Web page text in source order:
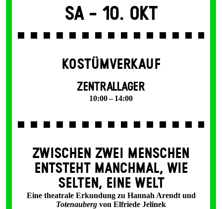
Sa - 10. Okt
KOSTÜMVERKAUF
ZENTRALLAGER
10:00 – 14:00
ZWISCHEN ZWEI MENSCHEN
ENT­STEHT MANCH­MAL, WIE
SELTEN, EINE WELT
Eine theatrale Erkundung zu Hannah Arendt und
Totenauberg von Elfriede Jelinek